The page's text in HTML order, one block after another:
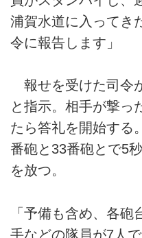
浦賀水道に入ってき
令に報告します」
報せを受けた司令
と指示。相手が撃っ
たら答礼を開始する
番砲と33番砲とで5
を放つ。
「予備も含め、各
手などの隊員が7人